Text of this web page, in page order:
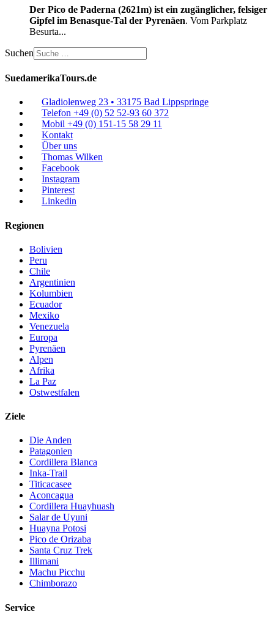
Der Pico de Paderna (2621m) ist ein zugänglicher, felsiger
Gipfel im Benasque-Tal der Pyrenäen. Vom Parkplatz
Besurta...
Suchen
SuedamerikaTours.de
Gladiolenweg 23 • 33175 Bad Lippspringe
Telefon +49 (0) 52 52-93 60 372
Mobil +49 (0) 151-15 58 29 11
Kontakt
Über uns
Thomas Wilken
Facebook
Instagram
Pinterest
Linkedin
Regionen
Bolivien
Peru
Chile
Argentinien
Kolumbien
Ecuador
Mexiko
Venezuela
Europa
Pyrenäen
Alpen
Afrika
La Paz
Ostwestfalen
Ziele
Die Anden
Patagonien
Cordillera Blanca
Inka-Trail
Titicacasee
Aconcagua
Cordillera Huayhuash
Salar de Uyuni
Huayna Potosi
Pico de Orizaba
Santa Cruz Trek
Illimani
Machu Picchu
Chimborazo
Service